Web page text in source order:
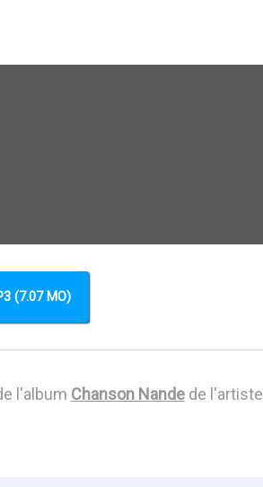
(7.07 MO)
l'album Chanson Nandede l'artiste